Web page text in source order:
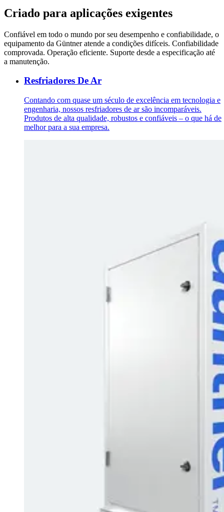
Criado para aplicações exigentes
Confiável em todo o mundo por seu desempenho e confiabilidade, o
equipamento da Güntner atende a condições difíceis. Confiabilidade
comprovada. Operação eficiente. Suporte desde a especificação até
a manutenção.
Resfriadores De Ar
Contando com quase um século de excelência em tecnologia e
engenharia, nossos resfriadores de ar são incomparáveis.
Produtos de alta qualidade, robustos e confiáveis – o que há de
melhor para a sua empresa.